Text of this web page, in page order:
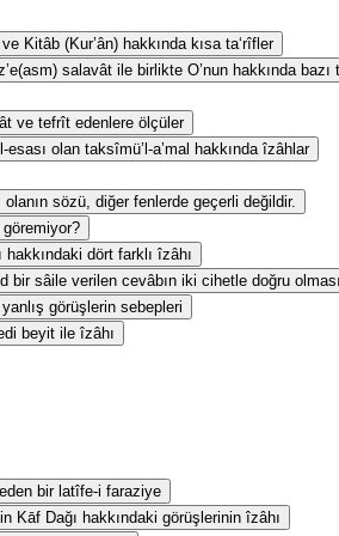
Kitâb (Kur’ân) hakkında kısa ta‘rîfler
salavât ile birlikte O’nun hakkında bazı
ve tefrît edenlere ölçüler
esası olan taksîmü’l-a’mal hakkında îzâhlar
sözü, diğer fenlerde geçerli değildir.
göremiyor?
hakkındaki dört farklı îzâhı
bir sâile verilen cevâbın iki cihetle doğru olması
görüşlerin sebepleri
beyit ile îzâhı
bir latîfe-i faraziye
Kāf Dağı hakkındaki görüşlerinin îzâhı